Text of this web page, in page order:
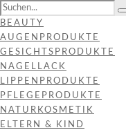
BEAUTY
AUGENPRODUKTE
GESICHTSPRODUKTE
NAGELLACK
LIPPENPRODUKTE
PFLEGEPRODUKTE
NATURKOSMETIK
ELTERN & KIND